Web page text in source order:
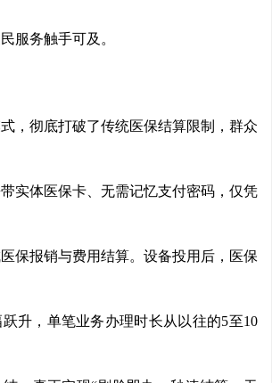
服务触手可及。
，彻底打破了传统医保结算限制，群众
实体医保卡、无需记忆支付密码，仅凭
保报销与费用结算。设备投用后，医保
升，单笔业务办理时长从以往的5至10